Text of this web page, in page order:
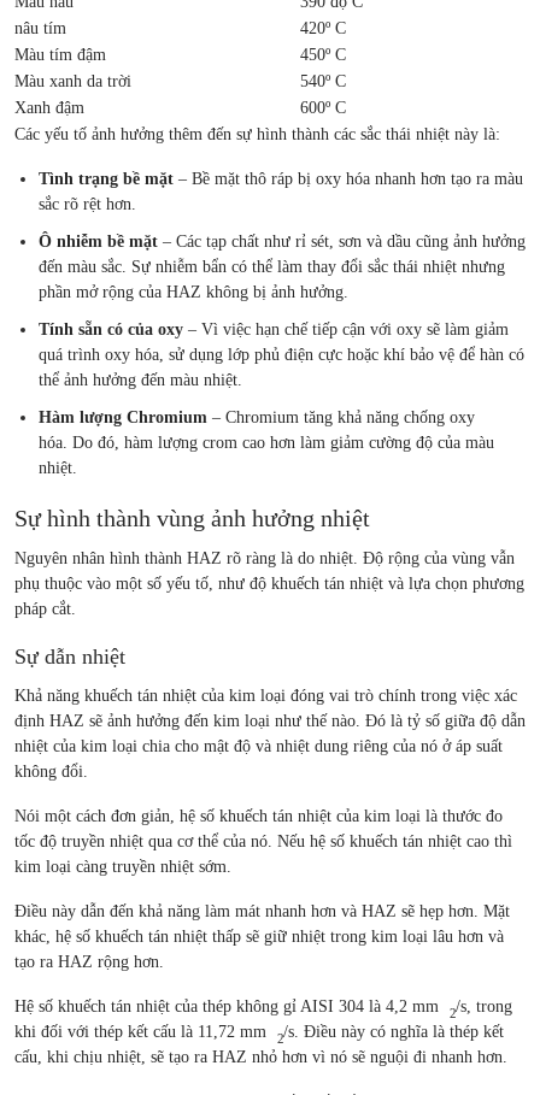
nâu tím
420º C
Màu tím đậm
450º C
Màu xanh da trời
540º C
Xanh đậm
600º C
Các yếu tố ảnh hưởng thêm đến sự hình thành các sắc thái nhiệt này là:
Tình trạng bề mặt – Bề mặt thô ráp bị oxy hóa nhanh hơn tạo ra màu
sắc rõ rệt hơn.
Ô nhiễm bề mặt – Các tạp chất như rỉ sét, sơn và dầu cũng ảnh hưởng
đến màu sắc. Sự nhiễm bẩn có thể làm thay đổi sắc thái nhiệt nhưng
phần mở rộng của HAZ không bị ảnh hưởng.
Tính sẵn có của oxy – Vì việc hạn chế tiếp cận với oxy sẽ làm giảm
quá trình oxy hóa, sử dụng lớp phủ điện cực hoặc khí bảo vệ để hàn có
thể ảnh hưởng đến màu nhiệt.
Hàm lượng Chromium – Chromium tăng khả năng chống oxy
hóa. Do đó, hàm lượng crom cao hơn làm giảm cường độ của màu
nhiệt.
Sự hình thành vùng ảnh hưởng nhiệt
Nguyên nhân hình thành HAZ rõ ràng là do nhiệt. Độ rộng của vùng vẫn
phụ thuộc vào một số yếu tố, như độ khuếch tán nhiệt và lựa chọn phương
pháp cắt.
Sự dẫn nhiệt
Khả năng khuếch tán nhiệt của kim loại đóng vai trò chính trong việc xác
định HAZ sẽ ảnh hưởng đến kim loại như thế nào. Đó là tỷ số giữa độ dẫn
nhiệt của kim loại chia cho mật độ và nhiệt dung riêng của nó ở áp suất
không đổi.
Nói một cách đơn giản, hệ số khuếch tán nhiệt của kim loại là thước đo
tốc độ truyền nhiệt qua cơ thể của nó. Nếu hệ số khuếch tán nhiệt cao thì
kim loại càng truyền nhiệt sớm.
Điều này dẫn đến khả năng làm mát nhanh hơn và HAZ sẽ hẹp hơn. Mặt
khác, hệ số khuếch tán nhiệt thấp sẽ giữ nhiệt trong kim loại lâu hơn và
tạo ra HAZ rộng hơn.
Hệ số khuếch tán nhiệt của thép không gỉ AISI 304 là 4,2 mm 2/s, trong
khi đối với thép kết cấu là 11,72 mm
2/s. Điều này có nghĩa là thép kết
cấu, khi chịu nhiệt, sẽ tạo ra HAZ nhỏ hơn vì nó sẽ nguội đi nhanh hơn.